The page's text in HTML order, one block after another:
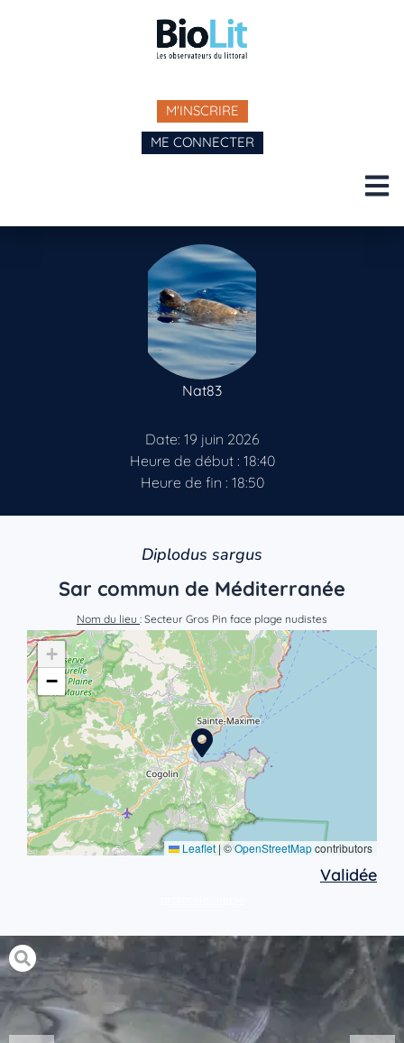
M'INSCRIRE
ME CONNECTER
Nat83
Date: 19 juin 2026
Heure de début : 18:40
Heure de fin : 18:50
Diplodus sargus
Sar commun de Méditerranée
Nom du lieu : Secteur Gros Pin face plage nudistes
+
−
Leaflet | ©OpenStreetMapcontributors
Validée